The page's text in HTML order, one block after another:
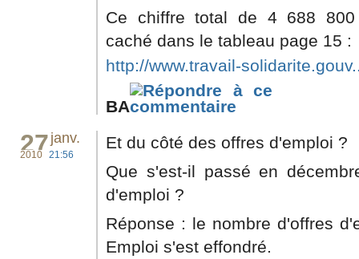
Ce chiffre total de 4 688 800
caché dans le tableau page 15 :
http://www.travail-
BA
27 janv.
2010 21:56
Et du côté des offres d'emploi ?
Que s'est-il passé en
d'emploi ?
Réponse : le nombre d'offres
Emploi s'est effondré.